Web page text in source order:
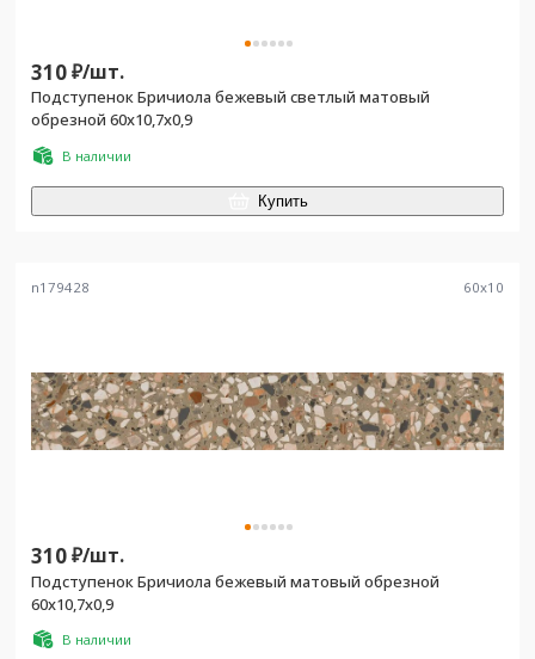
310₽/шт.
Подступенок Бричиола бежевый светлый матовый
обрезной 60x10,7x0,9
В наличии
Купить
n179428 60x10
310₽/шт.
Подступенок Бричиола бежевый матовый обрезной
60x10,7x0,9
В наличии